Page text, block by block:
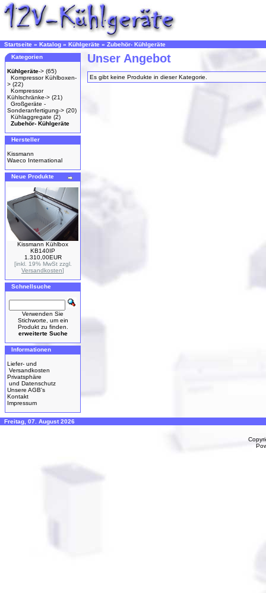
Startseite » Katalog » Kühlgeräte » Zubehör- Kühlgeräte
Kategorien
Kühlgeräte-> (65)
Kompressor Kühlboxen-
> (22)
Kompressor
Kühlschränke-> (21)
Großgeräte -
Sonderanfertigung-> (20)
Kühlaggregate (2)
Zubehör- Kühlgeräte
Hersteller
Kissmann
Waeco International
Neue Produkte
Kissmann Kühlbox
KB140IP
1.310,00EUR
[inkl. 19% MwSt zzgl.
Versandkosten]
Schnellsuche
Verwenden Sie
Stichworte, um ein
Produkt zu finden.
erweiterte Suche
Informationen
Liefer- und
Versandkosten
Privatsphäre
und Datenschutz
Unsere AGB's
Kontakt
Impressum
Unser Angebot
Es gibt keine Produkte in dieser Kategorie.
Freitag, 07. August 2026